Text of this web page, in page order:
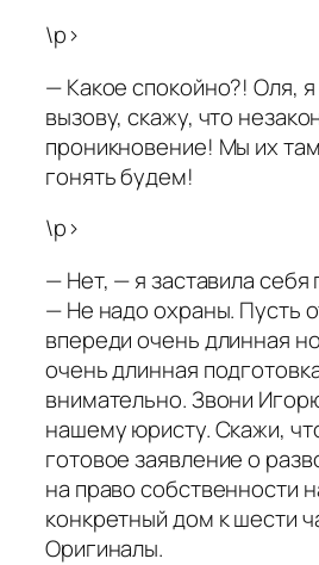
\p>
— Какое спокойно?! Оля,
вызову, скажу, что
проникновение! Мы их
гонять будем!
\p>
— Нет, — я заставила себя
— Не надо охраны. Пусть
впереди очень длинная
очень длинная
внимательно. Звони
нашему юристу. Скажи,
готовое заявление о
на право собственности
конкретный дом к шести
Оригиналы.